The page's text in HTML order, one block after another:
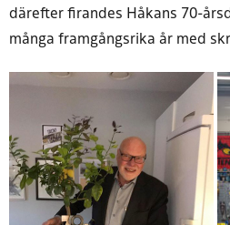
därefter firandes Håkans 70-
många framgångsrika år med